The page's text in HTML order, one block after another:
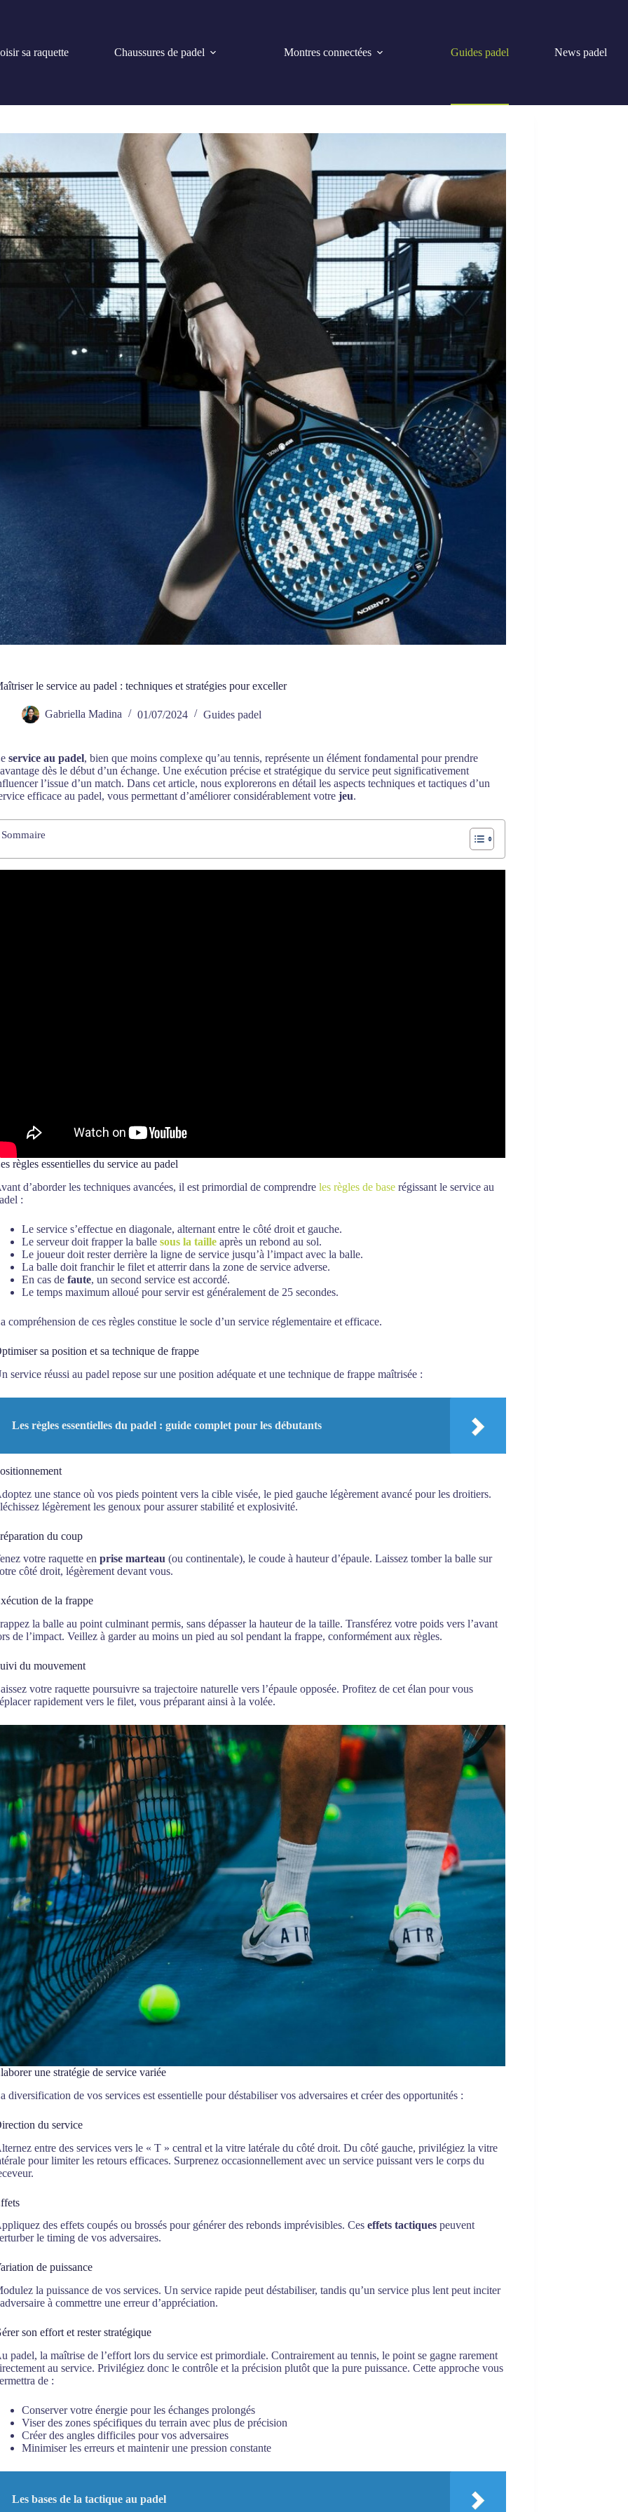
sa raquette Chaussures de padel Montres connectées Guides padel News padel
le service au padel : techniques et stratégies pour exceller
Gabriella Madina 01/07/2024 Guides padel
service au padel, bien que moins complexe qu’au tennis, représente un élément fondamental pour prendre
dès le début d’un échange. Une exécution précise et stratégique du service peut significativement
l’issue d’un match. Dans cet article, nous explorerons en détail les aspects techniques et tactiques d’un
efficace au padel, vous permettant d’améliorer considérablement votrejeu.
Sommaire
règles essentielles du service au padel
d’aborder les techniques avancées, il est primordial de comprendreles règles de base régissant le service au
:
Le service s’effectue en diagonale, alternant entre le côté droit et gauche.
Le serveur doit frapper la ballesous la taille après un rebond au sol.
Le joueur doit rester derrière la ligne de service jusqu’à l’impact avec la balle.
La balle doit franchir le filet et atterrir dans la zone de service adverse.
En cas defaute, un second service est accordé.
Le temps maximum alloué pour servir est généralement de 25 secondes.
compréhension de ces règles constitue le socle d’un service réglementaire et efficace.
sa position et sa technique de frappe
service réussi au padel repose sur une position adéquate et une technique de frappe maîtrisée :
Les règles essentielles du padel : guide complet pour les débutants
une stance où vos pieds pointent vers la cible visée, le pied gauche légèrement avancé pour les droitiers.
légèrement les genoux pour assurer stabilité et explosivité.
du coup
votre raquette enprise marteau (ou continentale), le coude à hauteur d’épaule. Laissez tomber la balle sur
côté droit, légèrement devant vous.
de la frappe
la balle au point culminant permis, sans dépasser la hauteur de la taille. Transférez votre poids vers l’avant
de l’impact. Veillez à garder au moins un pied au sol pendant la frappe, conformément aux règles.
du mouvement
votre raquette poursuivre sa trajectoire naturelle vers l’épaule opposée. Profitez de cet élan pour vous
rapidement vers le filet, vous préparant ainsi à la volée.
une stratégie de service variée
diversification de vos services est essentielle pour déstabiliser vos adversaires et créer des opportunités :
du service
entre des services vers le « T » central et la vitre latérale du côté droit. Du côté gauche, privilégiez la vitre
pour limiter les retours efficaces. Surprenez occasionnellement avec un service puissant vers le corps du
des effets coupés ou brossés pour générer des rebonds imprévisibles. Ceseffets tactiques peuvent
le timing de vos adversaires.
de puissance
la puissance de vos services. Un service rapide peut déstabiliser, tandis qu’un service plus lent peut inciter
à commettre une erreur d’appréciation.
son effort et rester stratégique
padel, la maîtrise de l’effort lors du service est primordiale. Contrairement au tennis, le point se gagne rarement
au service. Privilégiez donc le contrôle et la précision plutôt que la pure puissance. Cette approche vous
de :
Conserver votre énergie pour les échanges prolongés
Viser des zones spécifiques du terrain avec plus de précision
Créer des angles difficiles pour vos adversaires
Minimiser les erreurs et maintenir une pression constante
Les bases de la tactique au padel